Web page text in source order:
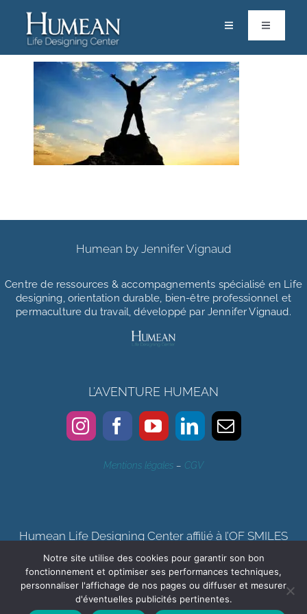
Passer
contenu
Toggle
Calendrier
Life Designers
Pôle Scientifique
Toggle
Navigation
RACINES
ACCOMPAGNEMENTS & FORMATIONS
RESSOURCES
PARTAGES
Humean by Jennifer Vignaud
Centre de ressources & accompagnements spécialisé en Life
designing, orientation durable, bien-être professionnel et
permaculture du travail, développé par Jennifer Vignaud.
L’AVENTURE HUMEAN
Mentions légales – CGV
Humean Life Designing Center affilié à l’OF SMILES
Certification qualité Qualiopi délivrée au titre de la catégorie
d’actions de formation, bilan de compétences
Notre site utilise des cookies pour garantir son bon
fonctionnement et optimiser ses performances techniques,
personnaliser l'affichage de nos pages ou diffuser et mesurer
d'éventuelles publicités pertinentes.